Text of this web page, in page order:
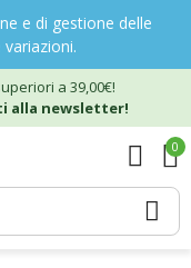
e di gestione delle
a 39,00€!
alla newsletter!
0